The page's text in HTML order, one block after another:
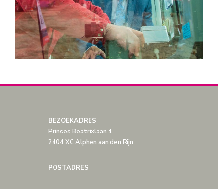
BEZOEKADRES
Prinses Beatrixlaan 4
2404 XC Alphen aan den Rijn
POSTADRES